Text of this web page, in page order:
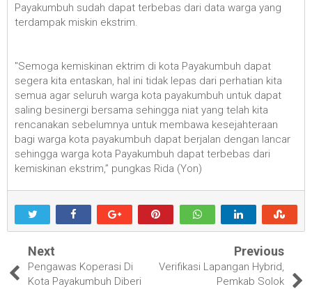
Payakumbuh sudah dapat terbebas dari data warga yang
terdampak miskin ekstrim.
"Semoga kemiskinan ektrim di kota Payakumbuh dapat
segera kita entaskan, hal ini tidak lepas dari perhatian kita
semua agar seluruh warga kota payakumbuh untuk dapat
saling besinergi bersama sehingga niat yang telah kita
rencanakan sebelumnya untuk membawa kesejahteraan
bagi warga kota payakumbuh dapat berjalan dengan lancar
sehingga warga kota Payakumbuh dapat terbebas dari
kemiskinan ekstrim,” pungkas Rida (Yon)
Next
Pengawas Koperasi Di
Kota Payakumbuh Diberi
Previous
Verifikasi Lapangan Hybrid,
Pemkab Solok